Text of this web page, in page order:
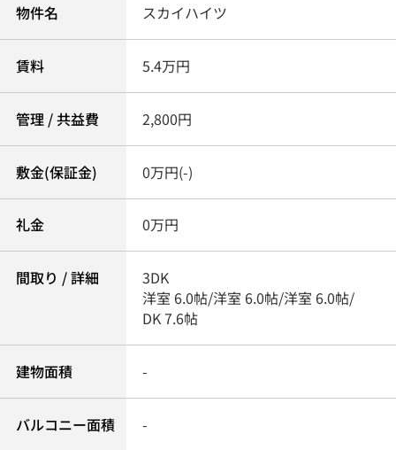
物件名 スカイハイツ
賃料 5.4万円
管理 / 共益費 2,800円
敷金(保証金) 0万円(-)
礼金 0万円
間取り / 詳細
3DK
洋室 6.0帖/洋室 6.0帖/洋室 6.0帖/
DK 7.6帖
建物面積 -
バルコニー面積 -